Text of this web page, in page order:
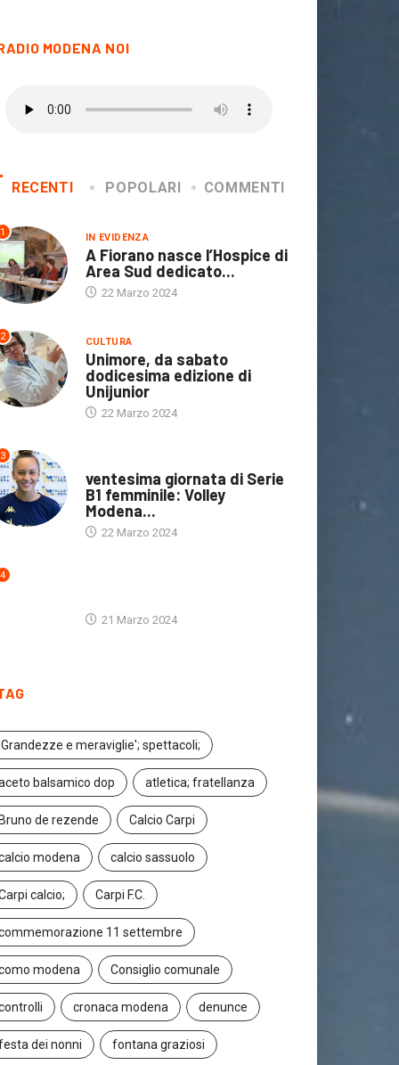
MODENA NOI
RECENTI POPOLARI COMMENTI
1 IN EVIDENZA
A Fiorano nasce l’Hospice di
Area Sud dedicato...
22 Marzo 2024
2 CULTURA
Unimore, da sabato
dodicesima edizione di
Unijunior
22 Marzo 2024
3
ventesima giornata di Serie
B1 femminile: Volley
Modena...
22 Marzo 2024
4
21 Marzo 2024
e meraviglie'; spettacoli;
balsamico dop atletica; fratellanza
Bruno de rezende Calcio Carpi
modena calcio sassuolo
calcio; Carpi F.C.
11 settembre
modena Consiglio comunale
cronaca modena denunce
dei nonni fontana graziosi